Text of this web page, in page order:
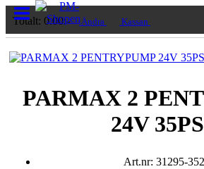
Totalt: 0.00:- Ändra Kassan
PARMAX 2
24V
Art.nr: 31295-